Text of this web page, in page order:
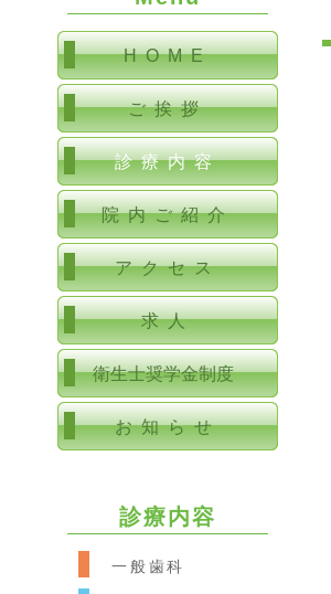
HOME
ご挨拶
診療内容
院内ご紹介
アクセス
求人
衛生士奨学金制度
お知らせ
診療内容
一般歯科